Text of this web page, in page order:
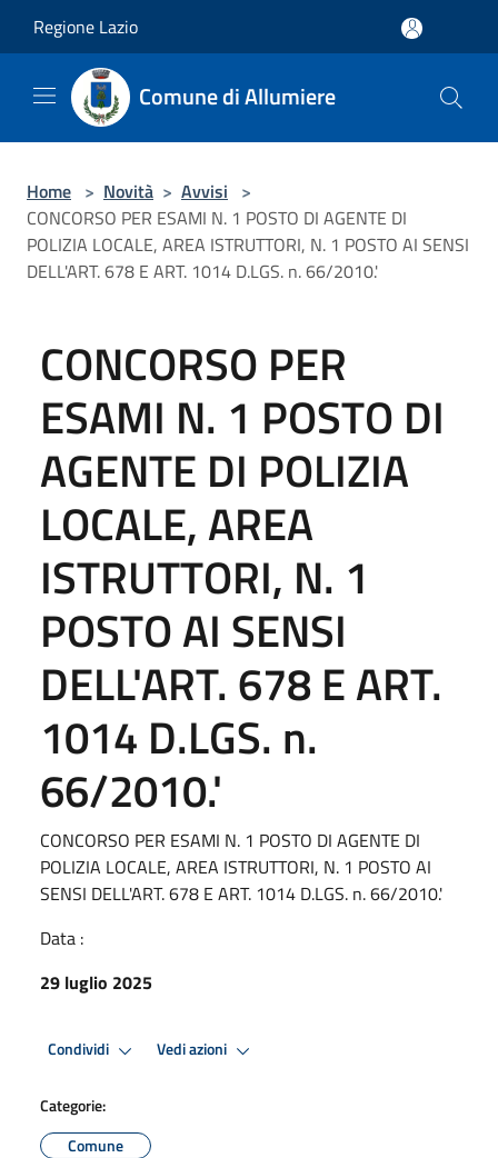
Regione Lazio
Comune di Allumiere
Home > Novità > Avvisi >
CONCORSO PER ESAMI N. 1 POSTO DI AGENTE DI
POLIZIA LOCALE, AREA ISTRUTTORI, N. 1 POSTO AI SENSI
DELL'ART. 678 E ART. 1014 D.LGS. n. 66/2010.'
CONCORSO PER
ESAMI N. 1 POSTO DI
AGENTE DI POLIZIA
LOCALE, AREA
ISTRUTTORI, N. 1
POSTO AI SENSI
DELL'ART. 678 E ART.
1014 D.LGS. n.
66/2010.'
CONCORSO PER ESAMI N. 1 POSTO DI AGENTE DI
POLIZIA LOCALE, AREA ISTRUTTORI, N. 1 POSTO AI
SENSI DELL'ART. 678 E ART. 1014 D.LGS. n. 66/2010.'
Data :
29 luglio 2025
Condividi Vedi azioni
Categorie:
Comune